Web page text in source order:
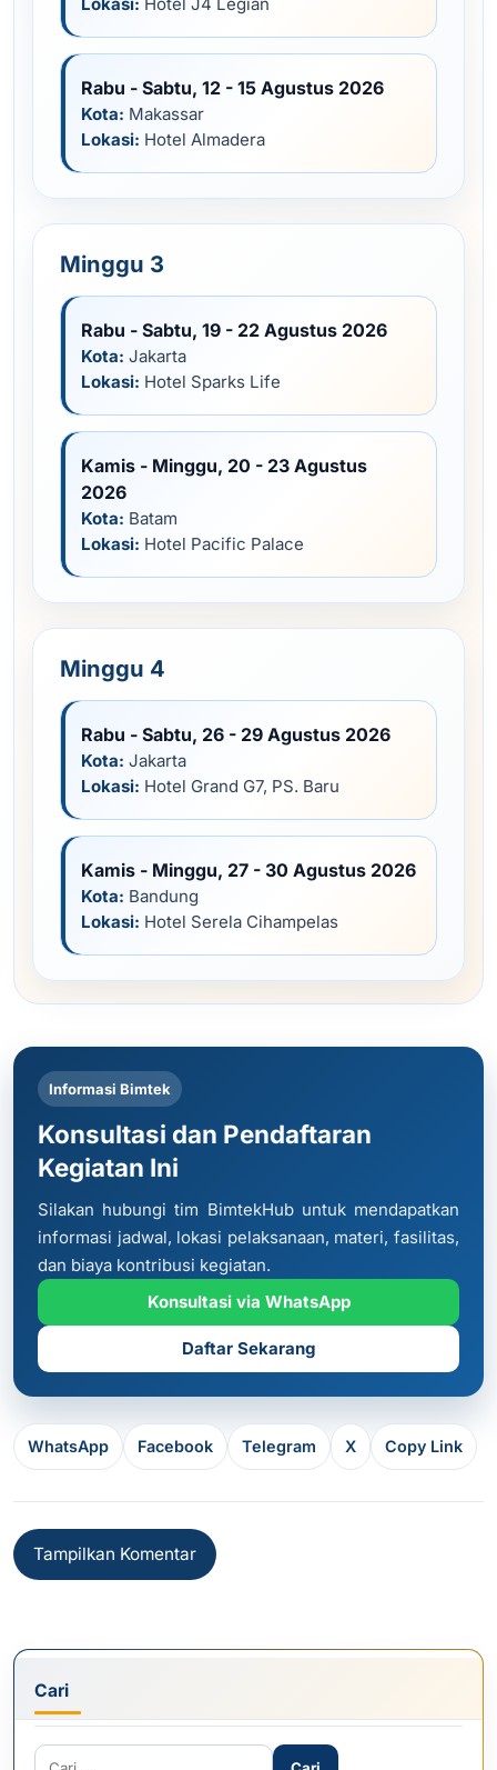
Rabu - Sabtu, 12 - 15 Agustus 2026
Kota: Makassar
Lokasi: Hotel Almadera
Minggu 3
Rabu - Sabtu, 19 - 22 Agustus 2026
Kota: Jakarta
Lokasi: Hotel Sparks Life
Kamis - Minggu, 20 - 23 Agustus
2026
Kota: Batam
Lokasi: Hotel Pacific Palace
Minggu 4
Rabu - Sabtu, 26 - 29 Agustus 2026
Kota: Jakarta
Lokasi: Hotel Grand G7, PS. Baru
Kamis - Minggu, 27 - 30 Agustus 2026
Kota: Bandung
Lokasi: Hotel Serela Cihampelas
Informasi Bimtek
Konsultasi dan Pendaftaran
Kegiatan Ini
Silakan hubungi tim BimtekHub untuk mendapatkan
informasi jadwal, lokasi pelaksanaan, materi, fasilitas,
dan biaya kontribusi kegiatan.
Konsultasi via WhatsApp
Daftar Sekarang
WhatsApp Facebook Telegram X Copy Link
Tampilkan Komentar
Cari
Cari untuk: